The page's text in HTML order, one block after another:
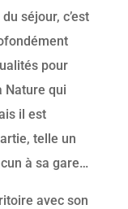
séjour, c’est
pour
Nature qui
il est
telle un
à sa gare…
avec son